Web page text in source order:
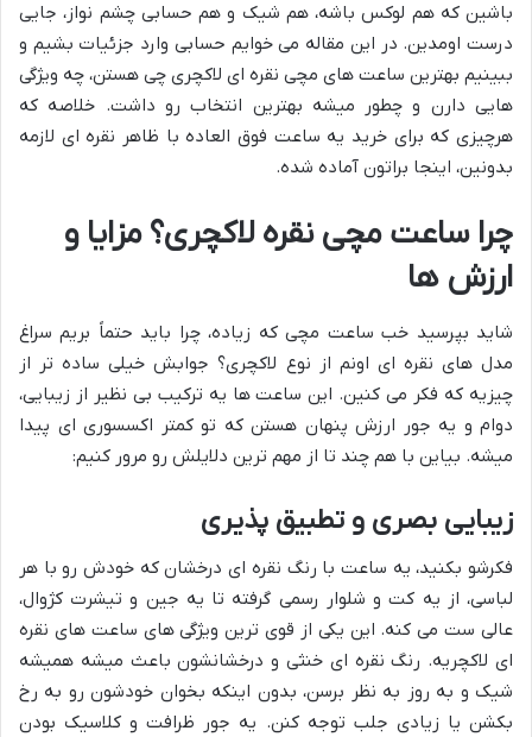
باشین که هم لوکس باشه، هم شیک و هم حسابی چشم نواز، جایی
درست اومدین. در این مقاله می خوایم حسابی وارد جزئیات بشیم و
ببینیم بهترین ساعت های مچی نقره ای لاکچری چی هستن، چه ویژگی
هایی دارن و چطور میشه بهترین انتخاب رو داشت. خلاصه که
هرچیزی که برای خرید یه ساعت فوق العاده با ظاهر نقره ای لازمه
بدونین، اینجا براتون آماده شده.
چرا ساعت مچی نقره لاکچری؟ مزایا و
ارزش ها
شاید بپرسید خب ساعت مچی که زیاده، چرا باید حتماً بریم سراغ
مدل های نقره ای اونم از نوع لاکچری؟ جوابش خیلی ساده تر از
چیزیه که فکر می کنین. این ساعت ها یه ترکیب بی نظیر از زیبایی،
دوام و یه جور ارزش پنهان هستن که تو کمتر اکسسوری ای پیدا
میشه. بیاین با هم چند تا از مهم ترین دلایلش رو مرور کنیم:
زیبایی بصری و تطبیق پذیری
فکرشو بکنید، یه ساعت با رنگ نقره ای درخشان که خودش رو با هر
لباسی، از یه کت و شلوار رسمی گرفته تا یه جین و تیشرت کژوال،
عالی ست می کنه. این یکی از قوی ترین ویژگی های ساعت های نقره
ای لاکچریه. رنگ نقره ای خنثی و درخشانشون باعث میشه همیشه
شیک و به روز به نظر برسن، بدون اینکه بخوان خودشون رو به رخ
بکشن یا زیادی جلب توجه کنن. یه جور ظرافت و کلاسیک بودن